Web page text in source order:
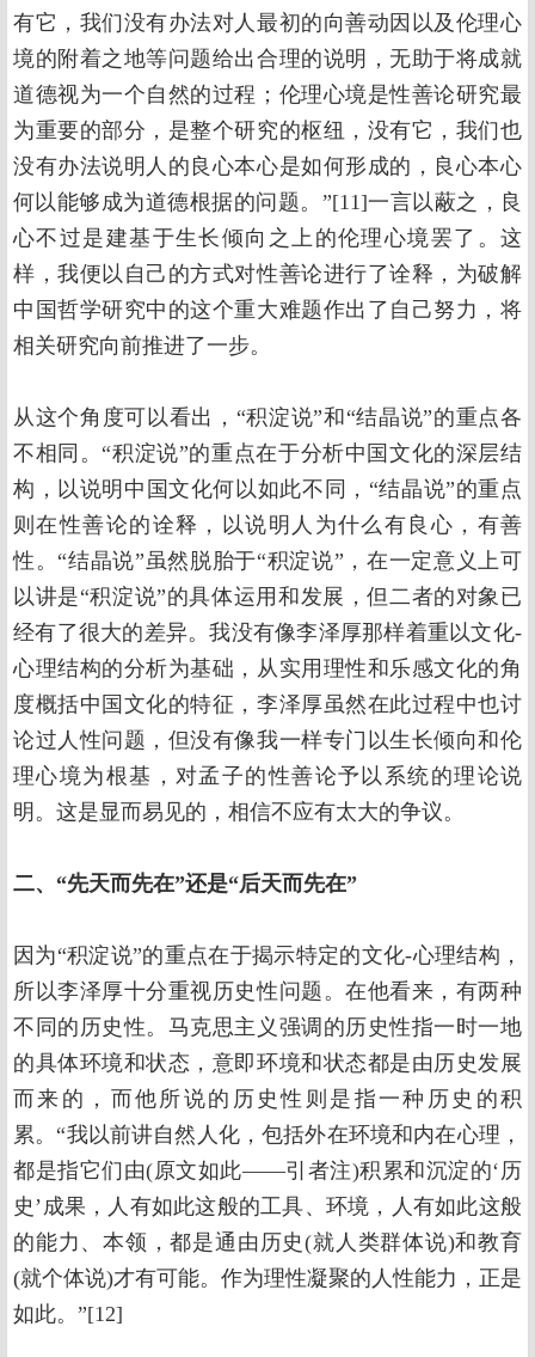
有它，我们没有办法对人最初的向善动因以及伦理心
境的附着之地等问题给出合理的说明，无助于将成就
道德视为一个自然的过程；伦理心境是性善论研究最
为重要的部分，是整个研究的枢纽，没有它，我们也
没有办法说明人的良心本心是如何形成的，良心本心
何以能够成为道德根据的问题。”[11]一言以蔽之，良
心不过是建基于生长倾向之上的伦理心境罢了。这
样，我便以自己的方式对性善论进行了诠释，为破解
中国哲学研究中的这个重大难题作出了自己努力，将
相关研究向前推进了一步。
从这个角度可以看出，“积淀说”和“结晶说”的重点各
不相同。“积淀说”的重点在于分析中国文化的深层结
构，以说明中国文化何以如此不同，“结晶说”的重点
则在性善论的诠释，以说明人为什么有良心，有善
性。“结晶说”虽然脱胎于“积淀说”，在一定意义上可
以讲是“积淀说”的具体运用和发展，但二者的对象已
经有了很大的差异。我没有像李泽厚那样着重以文化-
心理结构的分析为基础，从实用理性和乐感文化的角
度概括中国文化的特征，李泽厚虽然在此过程中也讨
论过人性问题，但没有像我一样专门以生长倾向和伦
理心境为根基，对孟子的性善论予以系统的理论说
明。这是显而易见的，相信不应有太大的争议。
二、“先天而先在”还是“后天而先在”
因为“积淀说”的重点在于揭示特定的文化-心理结构，
所以李泽厚十分重视历史性问题。在他看来，有两种
不同的历史性。马克思主义强调的历史性指一时一地
的具体环境和状态，意即环境和状态都是由历史发展
而来的，而他所说的历史性则是指一种历史的积
累。“我以前讲自然人化，包括外在环境和内在心理，
都是指它们由(原文如此——引者注)积累和沉淀的‘历
史’成果，人有如此这般的工具、环境，人有如此这般
的能力、本领，都是通由历史(就人类群体说)和教育
(就个体说)才有可能。作为理性凝聚的人性能力，正是
如此。”[12]